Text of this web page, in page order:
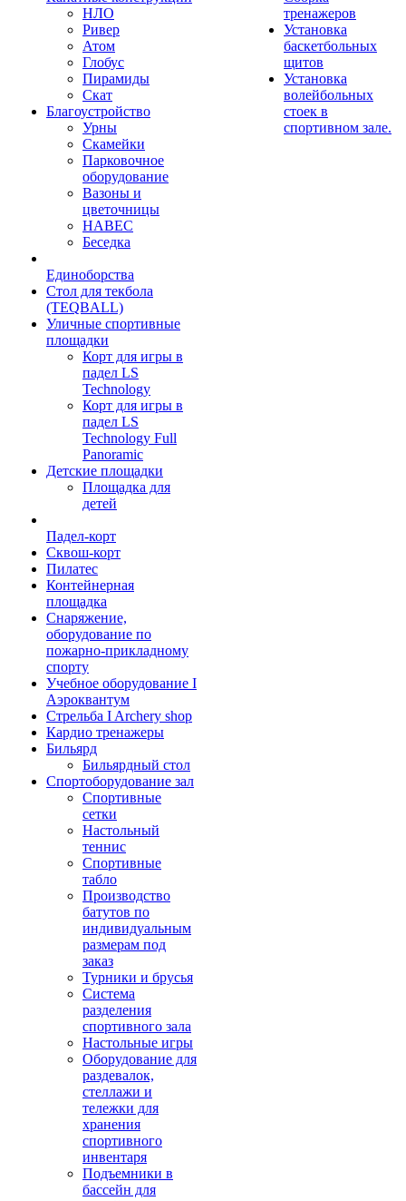
НЛО
Ривер
Атом
Глобус
Пирамиды
Скат
Благоустройство
Урны
Скамейки
Парковочное
оборудование
Вазоны и
цветочницы
НАВЕС
Беседка
Единоборства
Стол для текбола
(TEQBALL)
Уличные спортивные
площадки
Корт для игры в
падел LS
Technology
Корт для игры в
падел LS
Technology Full
Panoramic
Детские площадки
Площадка для
детей
Падел-корт
Сквош-корт
Пилатес
Контейнерная
площадка
Снаряжение,
оборудование по
пожарно-прикладному
спорту
Учебное оборудование I
Аэроквантум
Стрельба I Archery shop
Кардио тренажеры
Бильярд
Бильярдный стол
Спортоборудование зал
Спортивные
сетки
Настольный
теннис
Спортивные
табло
Производство
батутов по
индивидуальным
размерам под
заказ
Турники и брусья
Система
разделения
спортивного зала
Настольные игры
Оборудование для
раздевалок,
стеллажи и
тележки для
хранения
спортивного
инвентаря
Подъемники в
бассейн для
тренажеров
Установка
баскетбольных
щитов
Установка
волейбольных
стоек в
спортивном зале.